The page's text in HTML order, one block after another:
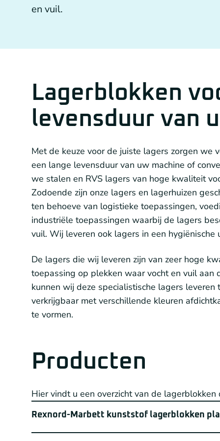
Generatoren en Generator koppelingen
en vuil.
Lagerblokken
levensduur van
Met de keuze voor de juiste lagers zorgen we
een lange levensduur van uw machine of
we stalen en RVS lagers van hoge kwaliteit
Zodoende zijn onze lagers en lagerhuizen
ten behoeve van logistieke toepassingen,
industriële toepassingen waarbij de lagers
vuil. Wij leveren ook lagers in een
De lagers die wij leveren zijn van zeer hoge
toepassing op plekken waar vocht en vuil aan
kunnen wij deze specialistische lagers
verkrijgbaar met verschillende kleuren
te vormen.
Producten
Hier vindt u een overzicht van de lagerblokken
Rexnord-Marbett kunststof lagerblokken
Uitgevoerd met kwaliteit SNR lagers